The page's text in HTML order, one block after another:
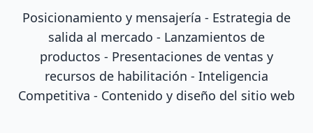
Posicionamiento y mensajería - Estrategia de
salida al mercado - Lanzamientos de
productos - Presentaciones de ventas y
recursos de habilitación - Inteligencia
Competitiva - Contenido y diseño del sitio web